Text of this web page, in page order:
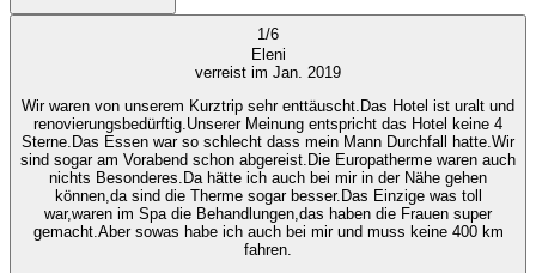
1/6
Eleni
verreist im Jan. 2019
Wir waren von unserem Kurztrip sehr enttäuscht.Das Hotel ist uralt und
renovierungsbedürftig.Unserer Meinung entspricht das Hotel keine 4
Sterne.Das Essen war so schlecht dass mein Mann Durchfall hatte.Wir
sind sogar am Vorabend schon abgereist.Die Europatherme waren auch
nichts Besonderes.Da hätte ich auch bei mir in der Nähe gehen
können,da sind die Therme sogar besser.Das Einzige was toll
war,waren im Spa die Behandlungen,das haben die Frauen super
gemacht.Aber sowas habe ich auch bei mir und muss keine 400 km
fahren.